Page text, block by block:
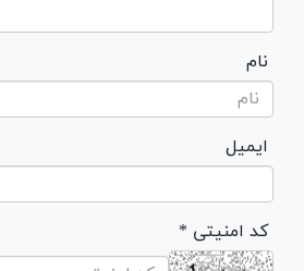
نام
ایمیل
* کد امنیتی